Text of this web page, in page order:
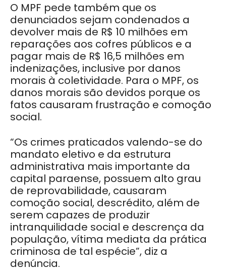
O MPF pede também que os
denunciados sejam condenados a
devolver mais de R$ 10 milhões em
reparações aos cofres públicos e a
pagar mais de R$ 16,5 milhões em
indenizações, inclusive por danos
morais à coletividade. Para o MPF, os
danos morais são devidos porque os
fatos causaram frustração e comoção
social.
“Os crimes praticados valendo-se do
mandato eletivo e da estrutura
administrativa mais importante da
capital paraense, possuem alto grau
de reprovabilidade, causaram
comoção social, descrédito, além de
serem capazes de produzir
intranquilidade social e descrença da
população, vítima mediata da prática
criminosa de tal espécie”, diz a
denúncia.